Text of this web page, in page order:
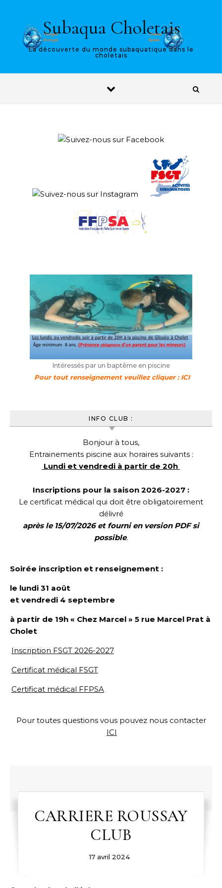
Subaqua Choletais
La découverte du monde subaquatique dans le
choletais
Intéressés par un baptême en piscine
Pour tout renseignement veuillez cliquer : ICI
INFO CLUB :
Bonjour à tous,
Entrainements piscine aux horaires suivants :
Lundi et vendredi à partir de 20h
Inscriptions pour la saison 2026-2027 :
Le certificat médical qui doit être obligatoirement
délivré
après le 15/07/2026 et fourni en version PDF si
possible.
Soirée inscription et renseignement :
le lundi 31 août
et vendredi 4 septembre
à partir de 19h « Chez Marcel » 5 rue Marcel Prat à
Cholet
Inscription FSGT 2026-2027
Certificat médical FSGT
Certificat médical FFPSA
Pour toutes questions vous pouvez nous contacter
ICI
CARRIERE ROUSSAY
CLUB
17 avril 2024